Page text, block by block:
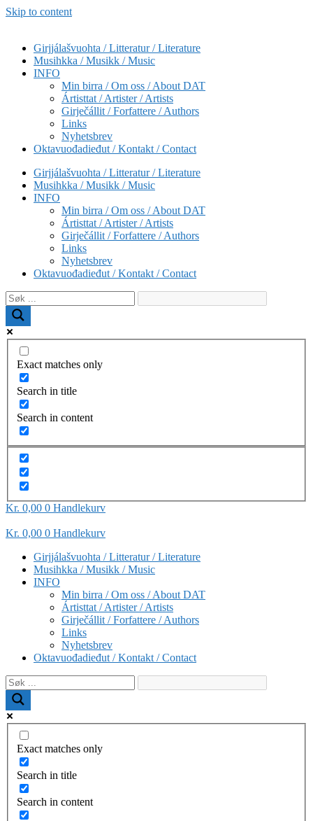
Skip to content
Girjjálašvuohta / Litteratur / Literature
Musihkka / Musikk / Music
INFO
Min birra / Om oss / About DAT
Ártisttat / Artister / Artists
Girječállit / Forfattere / Authors
Links
Nyhetsbrev
Oktavuođadieđut / Kontakt / Contact
Girjjálašvuohta / Litteratur / Literature
Musihkka / Musikk / Music
INFO
Min birra / Om oss / About DAT
Ártisttat / Artister / Artists
Girječállit / Forfattere / Authors
Links
Nyhetsbrev
Oktavuođadieđut / Kontakt / Contact
Exact matches only
Search in title
Search in content
Kr 0,00 0 Handlekurv
Kr 0,00 0 Handlekurv
Girjjálašvuohta / Litteratur / Literature
Musihkka / Musikk / Music
INFO
Min birra / Om oss / About DAT
Ártisttat / Artister / Artists
Girječállit / Forfattere / Authors
Links
Nyhetsbrev
Oktavuođadieđut / Kontakt / Contact
Exact matches only
Search in title
Search in content